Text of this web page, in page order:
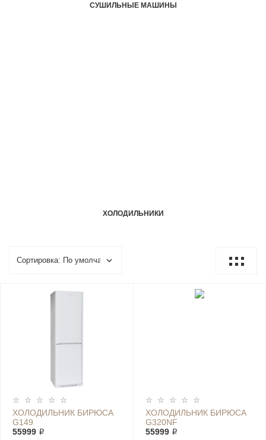
СУШИЛЬНЫЕ МАШИНЫ
ХОЛОДИЛЬНИКИ
ХОЛОДИЛЬНИК БИРЮСА
G149
55999 ₽
ХОЛОДИЛЬНИК БИРЮСА
G320NF
55999 ₽